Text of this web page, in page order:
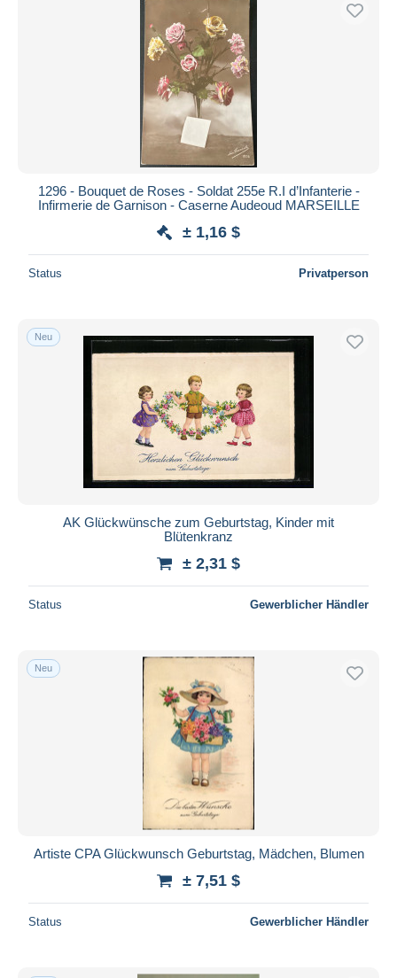
Zahlungsmethoden
Banküberweisung
Mastercard
Bancontact
iDeal
Wohnsitz des Verkäufers
Übernehmen
1296 - Bouquet de Roses - Soldat 255e R.I d’Infanterie -
Infirmerie de Garnison - Caserne Audeoud MARSEILLE
± 1,16 $
Status Privatperson
Neu
AK Glückwünsche zum Geburtstag, Kinder mit
Blütenkranz
± 2,31 $
Status Gewerblicher Händler
Neu
Artiste CPA Glückwunsch Geburtstag, Mädchen, Blumen
± 7,51 $
Status Gewerblicher Händler